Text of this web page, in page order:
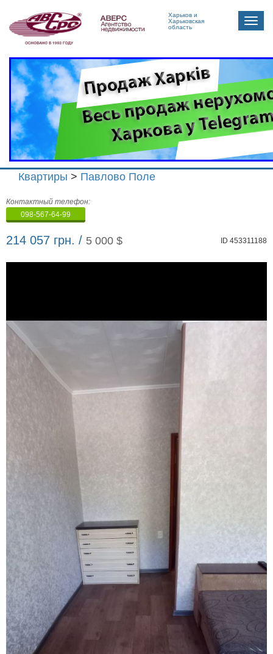
Харьков и
Харьковская
область
Toggle
Квартиры > Павлово Поле
Агенство
недвижимости
"Аверс"
Контактный телефон:
098-567-64-99
214 057 грн. / 5 000 $ ID 453311188